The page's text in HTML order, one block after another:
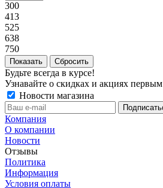
300
413
525
638
750
Сбросить
Будьте всегда в курсе!
Узнавайте о скидках и акциях первым
Новости магазина
Компания
О компании
Новости
Отзывы
Политика
Информация
Условия оплаты